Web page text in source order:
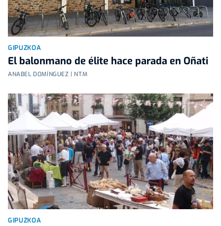
GIPUZKOA
El balonmano de élite hace parada en Oñati
ANABEL DOMÍNGUEZ | NTM
GIPUZKOA